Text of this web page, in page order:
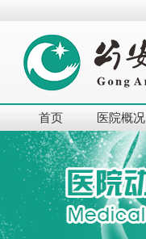
首页 医院概况